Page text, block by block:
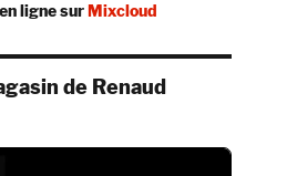
ligne surMixcloud
de Renaud